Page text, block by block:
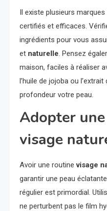
Il existe plusieurs
certifiés et efficaces.
ingrédients pour vous
et naturelle . Pensez
maison, faciles à réaliser
l’huile de jojoba ou
profondeur votre peau.
Adopter
visage
Avoir une routinevisage
garantir une peau
régulier est primordial.
ne perturbent pas le film